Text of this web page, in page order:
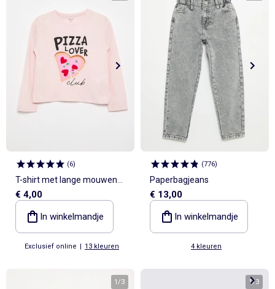
(6)
T-shirt met lange mouwen
en print
€ 4,00
In winkelmandje
Exclusief online | 13 kleuren
(776)
Paperbagjeans
€ 13,00
In winkelmandje
4 kleuren
1/3 1/3